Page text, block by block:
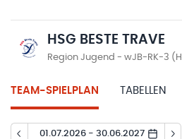
HSG BESTE TRAVE
Region Jugend - wJB-RK-3
TEAM-SPIELPLAN TABELLEN
01.07.2026 - 30.06.2027